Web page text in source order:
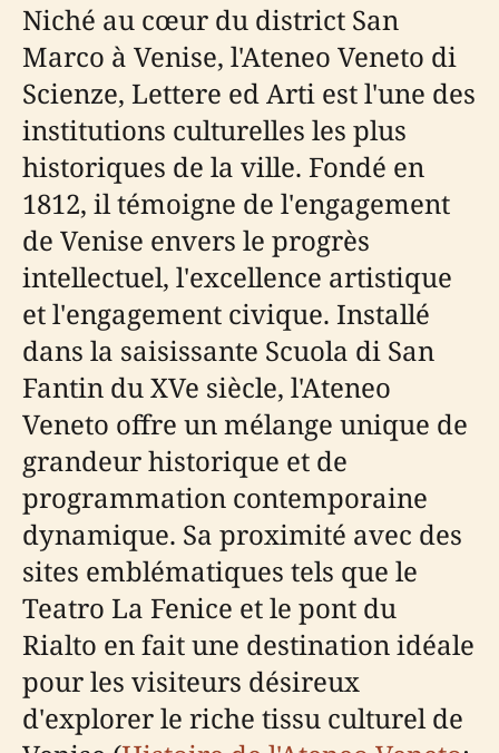
Niché au cœur du district San
Marco à Venise, l'Ateneo Veneto di
Scienze, Lettere ed Arti est l'une des
institutions culturelles les plus
historiques de la ville. Fondé en
1812, il témoigne de l'engagement
de Venise envers le progrès
intellectuel, l'excellence artistique
et l'engagement civique. Installé
dans la saisissante Scuola di San
Fantin du XVe siècle, l'Ateneo
Veneto offre un mélange unique de
grandeur historique et de
programmation contemporaine
dynamique. Sa proximité avec des
sites emblématiques tels que le
Teatro La Fenice et le pont du
Rialto en fait une destination idéale
pour les visiteurs désireux
d'explorer le riche tissu culturel de